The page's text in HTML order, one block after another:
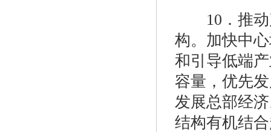
10．推动
构。加快中
和引导低端
容量，优先
发展总部经
结构有机结